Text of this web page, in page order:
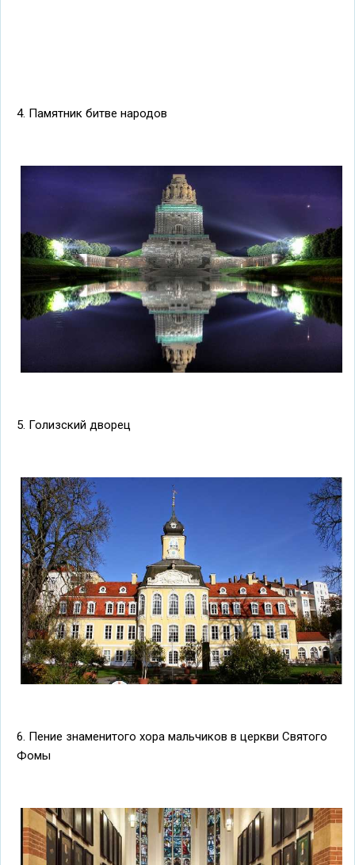
4. Памятник битве народов
5. Голизский дворец
6. Пение знаменитого хора мальчиков в церкви Святого
Фомы